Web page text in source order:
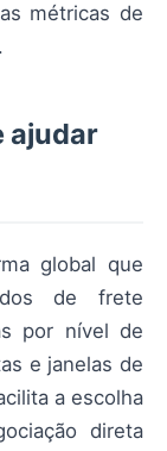
métricas de
ajudar
global que
de frete
por nível de
e janelas de
a escolha
direta